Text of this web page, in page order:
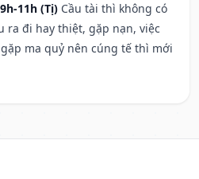
11h (Tị) Cầu tài thì không có
ra đi hay thiệt, gặp nạn, việc
ma quỷ nên cúng tế thì mới